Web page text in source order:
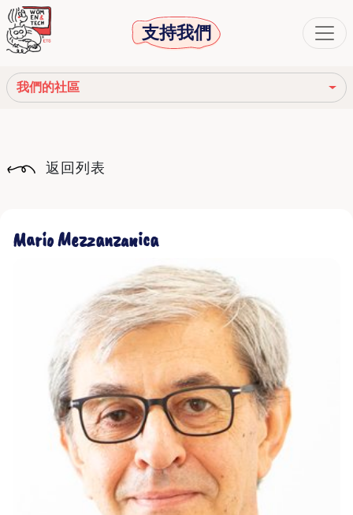
支持我們
我們的社區
道德守則
我們的網絡
我們的社區
返回列表
Mario Mezzanzanica